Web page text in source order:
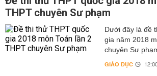
THPT chuyên Sư phạm
Dưới đây là đề
gia năm 2018
chuyên Sư
GIÁO DỤC